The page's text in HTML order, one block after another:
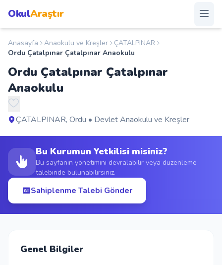
OkulAraştır
Anasayfa
Okullar
Şehirler
Duyurular
S.S.S.
Blog
Anasayfa Anaokulu ve Kreşler
ÇATALPINAR
Ordu Çatalpınar Çatalpınar Anaokulu
Ordu Çatalpınar Çatalpınar
Anaokulu
ÇATALPINAR, Ordu • Devlet Anaokulu ve Kreşler
Bu Kurumun Yetkilisi misiniz?
Bu sayfanın yönetimini devralabilir veya düzenleme
talebinde bulunabilirsiniz.
Sahiplenme Talebi Gönder
Genel Bilgiler